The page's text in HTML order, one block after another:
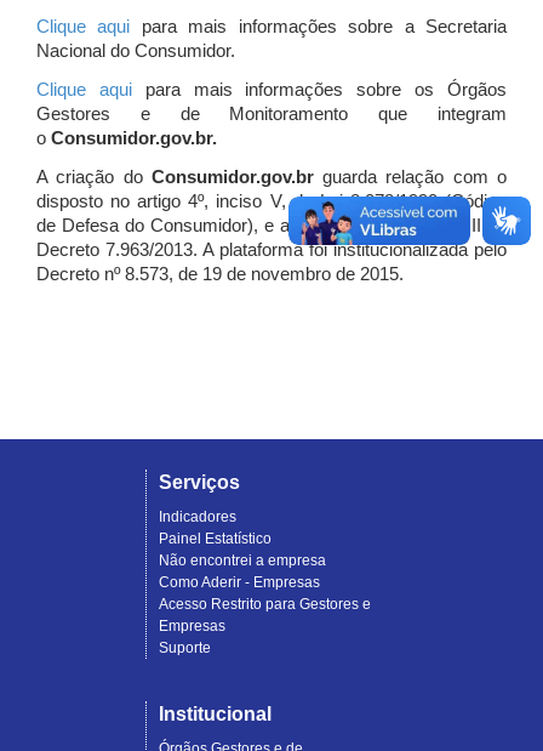
Clique aqui para mais informações sobre a Secretaria
Nacional do Consumidor.
Clique aquipara mais informações sobre os Órgãos
Gestores e de Monitoramento que integram
o Consumidor.gov.br.
A criação do Consumidor.gov.brguarda relação com o
disposto no artigo 4º, inciso V, da Lei 8.078/1990 (Código
de Defesa do Consumidor), e artigo 7º, incisos I, II e III do
Decreto 7.963/2013. A plataforma foi institucionalizada pelo
Decreto nº 8.573, de 19 de novembro de 2015.
Serviços
Indicadores
Painel Estatístico
Não encontrei a empresa
Como Aderir - Empresas
Acesso Restrito para Gestores e
Empresas
Suporte
Institucional